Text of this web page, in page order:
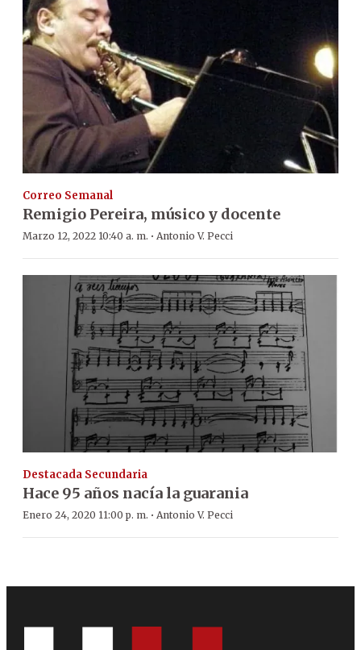
Correo Semanal
Remigio Pereira, músico y docente
Marzo 12, 2022 10:40 a. m. · Antonio V. Pecci
Destacada Secundaria
Hace 95 años nacía la guarania
Enero 24, 2020 11:00 p. m. · Antonio V. Pecci